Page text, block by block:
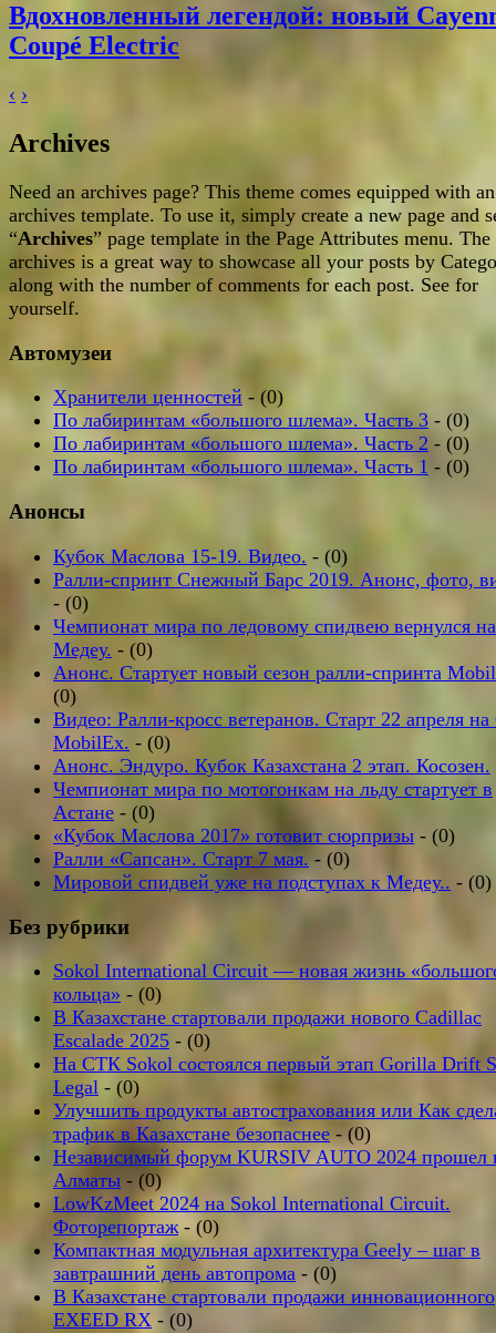
Вдохновленный легендой: новый
Coupé Electric
‹ ›
Archives
Need an archives page? This theme comes equipped with an
archives template. To use it, simply create a new page and
“Archives” page template in the Page Attributes menu. The
archives is a great way to showcase all your posts by
along with the number of comments for each post. See for
yourself.
Автомузеи
Хранители ценностей - (0)
По лабиринтам «большого шлема». Часть 3 - (0)
По лабиринтам «большого шлема». Часть 2 - (0)
По лабиринтам «большого шлема». Часть 1 - (0)
Анонсы
Кубок Маслова 15-19. Видео. - (0)
Ралли-спринт Снежный Барс 2019. Анонс, фото,
- (0)
Чемпионат мира по ледовому спидвею вернулся
Медеу. - (0)
Анонс. Стартует новый сезон ралли-спринта
(0)
Видео: Ралли-кросс ветеранов. Старт 22 апреля
MobilEx. - (0)
Анонс. Эндуро. Кубок Казахстана 2 этап. Косозен.
Чемпионат мира по мотогонкам на льду стартует в
Астане - (0)
«Кубок Маслова 2017» готовит сюрпризы - (0)
Ралли «Сапсан». Старт 7 мая. - (0)
Мировой спидвей уже на подступах к Медеу.. - (0)
Без рубрики
Sokol International Circuit — новая жизнь
кольца» - (0)
В Казахстане стартовали продажи нового Cadillac
Escalade 2025 - (0)
На СТК Sokol состоялся первый этап Gorilla Drift
Legal - (0)
Улучшить продукты автострахования или Как
трафик в Казахстане безопаснее - (0)
Независимый форум KURSIV AUTO 2024 прошел
Алматы - (0)
LowKzMeet 2024 на Sokol International Circuit.
Фоторепортаж- (0)
Компактная модульная архитектура Geely – шаг в
завтрашний день автопрома - (0)
В Казахстане стартовали продажи инновационного
EXEED RX - (0)